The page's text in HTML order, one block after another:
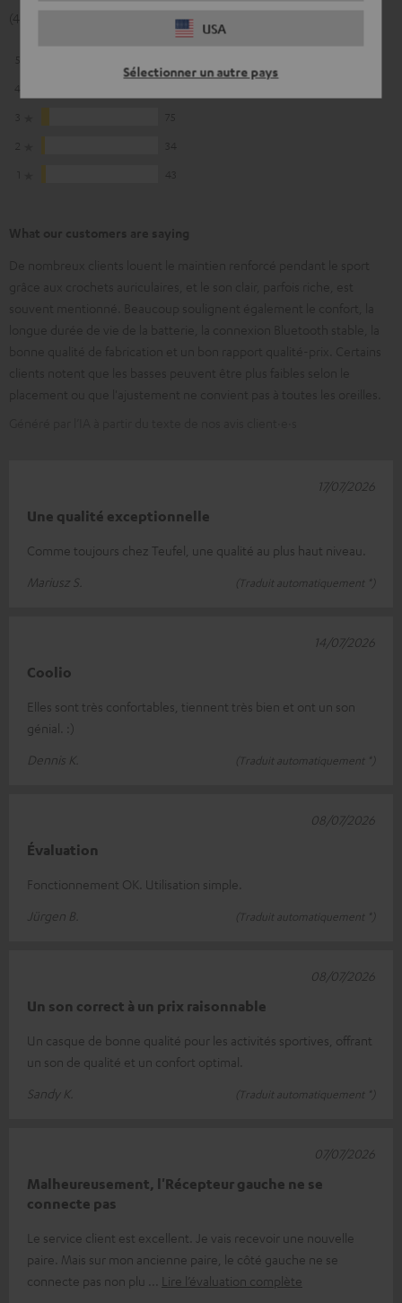
USA
Sélectionner un autre pays
(4.4 de 5 pour 1056 Evaluations)
Une qualité exceptionnelle
Comme toujours chez Teufel, une qualité au plus haut niveau.
Mariusz S.
(Traduit automatiquement *)
17/07/2026
Coolio
Elles sont très confortables, tiennent très bien et ont un son
génial. :)
Dennis K.
(Traduit automatiquement *)
14/07/2026
Évaluation
Fonctionnement OK. Utilisation simple.
Jürgen B.
(Traduit automatiquement *)
08/07/2026
Un son correct à un prix raisonnable
Un casque de bonne qualité pour les activités sportives, offrant
un son de qualité et un confort optimal.
Sandy K.
(Traduit automatiquement *)
08/07/2026
Malheureusement, l'Récepteur gauche ne se
connecte pas
Le service client est excellent. Je vais recevoir une nouvelle
paire. Mais sur mon ancienne paire, le côté gauche ne se
connecte pas non plu
Lire l’évaluation complète
07/07/2026